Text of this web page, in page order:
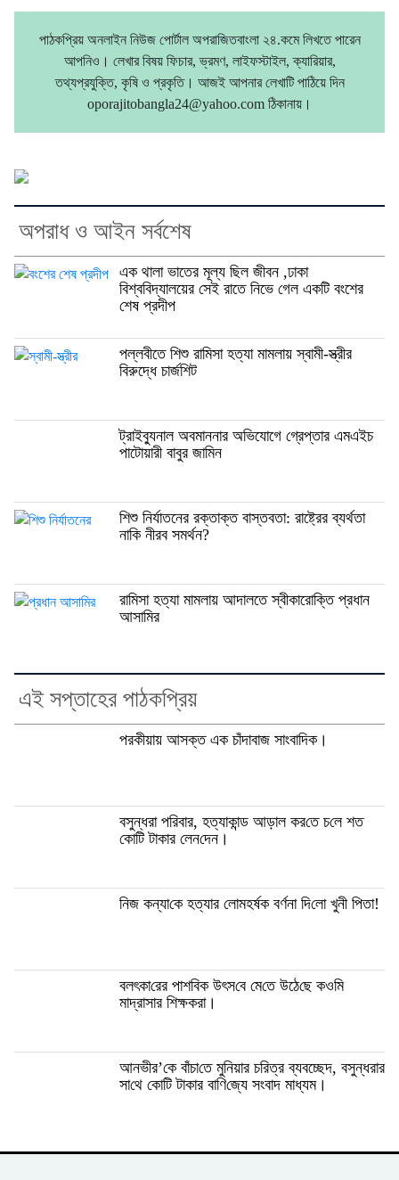
পাঠকপ্রিয় অনলাইন নিউজ পোর্টাল অপরাজিতবাংলা ২৪.কমে লিখতে পারেন
আপনিও। লেখার বিষয় ফিচার, ভ্রমণ, লাইফস্টাইল, ক্যারিয়ার,
তথ্যপ্রযুক্তি, কৃষি ও প্রকৃতি। আজই আপনার লেখাটি পাঠিয়ে দিন
oporajitobangla24@yahoo.com ঠিকানায়।
অপরাধ ও আইন সর্বশেষ
এক থালা ভাতের মূল্য ছিল জীবন ,ঢাকা
বিশ্ববিদ্যালয়ের সেই রাতে নিভে গেল একটি বংশের
শেষ প্রদীপ
পল্লবীতে শিশু রামিসা হত্যা মামলায় স্বামী-স্ত্রীর
বিরুদ্ধে চার্জশিট
ট্রাইব্যুনাল অবমাননার অভিযোগে গ্রেপ্তার এমএইচ
পাটোয়ারী বাবুর জামিন
শিশু নির্যাতনের রক্তাক্ত বাস্তবতা: রাষ্ট্রের ব্যর্থতা
নাকি নীরব সমর্থন?
রামিসা হত্যা মামলায় আদালতে স্বীকারোক্তি প্রধান
আসামির
এই সপ্তাহের পাঠকপ্রিয়
পরকীয়ায় আসক্ত এক চাঁদাবাজ সাংবাদিক।
বসুন্ধরা প‌রিবার, হত্যাকান্ড আড়াল কর‌তে চ‌লে শত
কো‌টি টাকার লেন‌দেন।
নিজ কন্যা‌কে হত্যার লে‌ামহর্ষক বর্ণনা দি‌লো খুনী পিতা!
বলৎকা‌রের পাশ‌বিক উৎস‌বে মে‌তে উঠে‌ছে কও‌মি
মাদ্রাসার শিক্ষকরা।
আনভী‌র’‌কে বাঁচা‌তে মু‌নিয়ার চ‌রিত্র ব্যবচ্ছেদ, বসুন্ধরার
সা‌থে কো‌টি টাকার বা‌ণি‌জ্যে সংবাদ মাধ্যম।